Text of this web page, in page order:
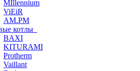
MIllennium
ViEiR
AM.PM
котлы
BAXI
KITURAMI
Protherm
Vaillant